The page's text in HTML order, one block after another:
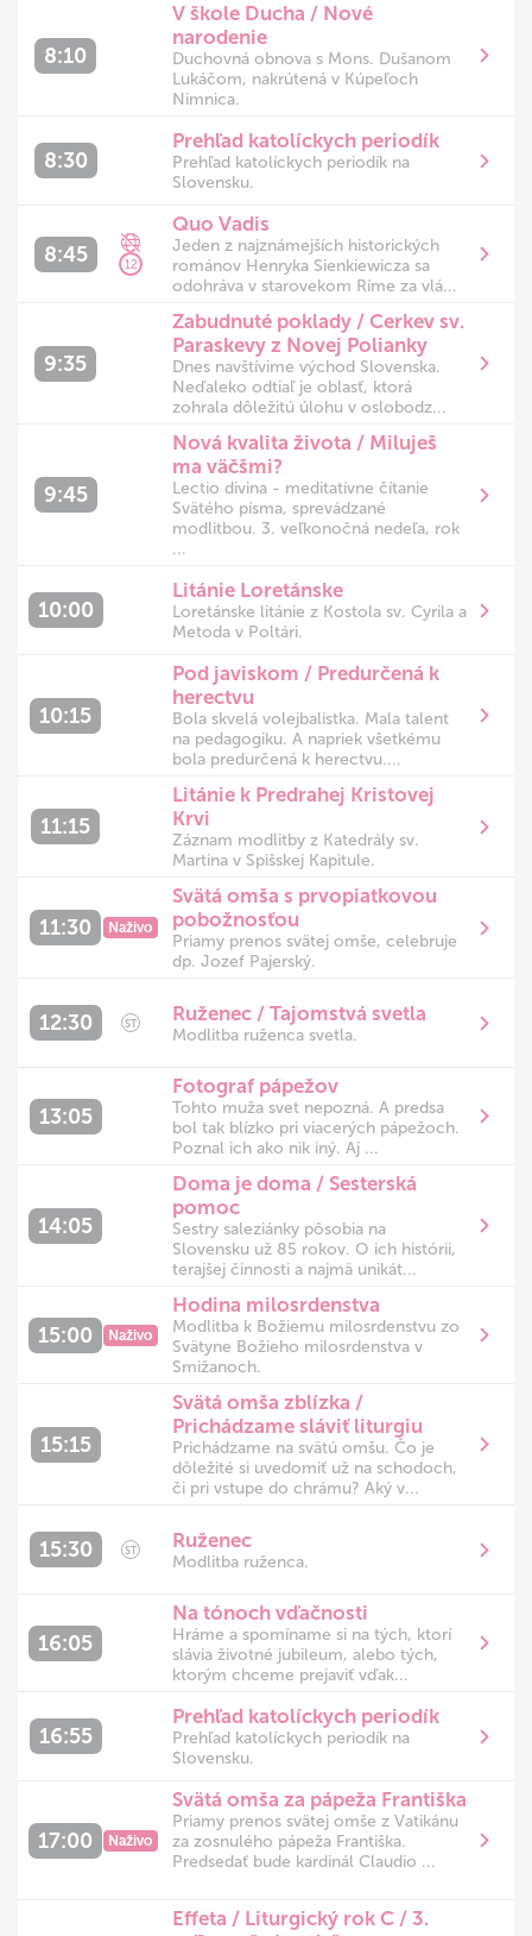
8:10
V škole Ducha / Nové
narodenie
Duchovná obnova s Mons. Dušanom
Lukáčom, nakrútená v Kúpeľoch
Nimnica.
8:30
Prehľad katolíckych periodík
Prehľad katolíckych periodík na
Slovensku.
8:45 12
Quo Vadis
Jeden z najznámejších historických
románov Henryka Sienkiewicza sa
odohráva v starovekom Ríme za vlá...
9:35
Zabudnuté poklady / Cerkev sv.
Paraskevy z Novej Polianky
Dnes navštívime východ Slovenska.
Neďaleko odtiaľ je oblasť, ktorá
zohrala dôležitú úlohu v oslobodz...
9:45
Nová kvalita života / Miluješ
ma väčšmi?
Lectio divina - meditatívne čítanie
Svätého písma, sprevádzané
modlitbou. 3. veľkonočná nedeľa, rok
...
10:00
Litánie Loretánske
Loretánske litánie z Kostola sv. Cyrila a
Metoda v Poltári.
10:15
Pod javiskom / Predurčená k
herectvu
Bola skvelá volejbalistka. Mala talent
na pedagogiku. A napriek všetkému
bola predurčená k herectvu....
11:15
Litánie k Predrahej Kristovej
Krvi
Záznam modlitby z Katedrály sv.
Martina v Spišskej Kapitule.
11:30 Naživo
Svätá omša s prvopiatkovou
pobožnosťou
Priamy prenos svätej omše, celebruje
dp. Jozef Pajerský.
12:30 ST Ruženec / Tajomstvá svetla
Modlitba ruženca svetla.
13:05
Fotograf pápežov
Tohto muža svet nepozná. A predsa
bol tak blízko pri viacerých pápežoch.
Poznal ich ako nik iný. Aj ...
14:05
Doma je doma / Sesterská
pomoc
Sestry saleziánky pôsobia na
Slovensku už 85 rokov. O ich histórii,
terajšej činnosti a najmä unikát...
15:00 Naživo
Hodina milosrdenstva
Modlitba k Božiemu milosrdenstvu zo
Svätyne Božieho milosrdenstva v
Smižanoch.
15:15
Svätá omša zblízka /
Prichádzame sláviť liturgiu
Prichádzame na svätú omšu. Čo je
dôležité si uvedomiť už na schodoch,
či pri vstupe do chrámu? Aký v...
15:30 ST Ruženec
Modlitba ruženca.
16:05
Na tónoch vďačnosti
Hráme a spomíname si na tých, ktorí
slávia životné jubileum, alebo tých,
ktorým chceme prejaviť vďak...
16:55
Prehľad katolíckych periodík
Prehľad katolíckych periodík na
Slovensku.
17:00 Naživo
Svätá omša za pápeža Františka
Priamy prenos svätej omše z Vatikánu
za zosnulého pápeža Františka.
Predsedať bude kardinál Claudio ...
Vatikánu za zosnulého pápeža
Effeta / Liturgický rok C / 3.